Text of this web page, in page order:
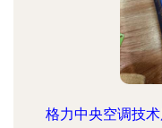
格力中央空调技